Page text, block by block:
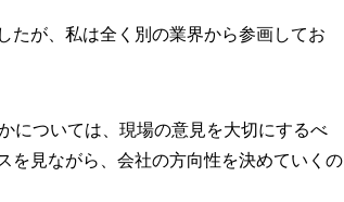
たが、私は全く別の業界から参画してお
については、現場の意見を大切にするべ
を見ながら、会社の方向性を決めていくの